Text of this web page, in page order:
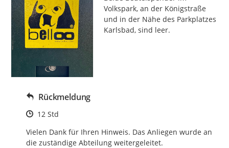
Volkspark, an der Königstraße
und in der Nähe des Parkplatzes
Karlsbad, sind leer.
Rückmeldung
Zeitpunkt des Erstellens
12 Std
Vielen Dank für Ihren Hinweis. Das Anliegen wurde an
die zuständige Abteilung weitergeleitet.